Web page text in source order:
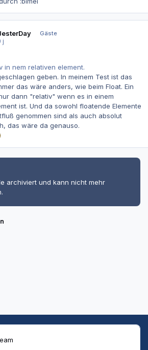
Gäste
j
in nem relativen element.
geben. In meinem Test ist das
das wäre anders, wie beim Float. Ein
dann "relativ" wenn es in einem
ist. Und da sowohl floatende Elemente
genommen sind als auch absolut
das wäre da genauso.
archiviert und kann nicht mehr